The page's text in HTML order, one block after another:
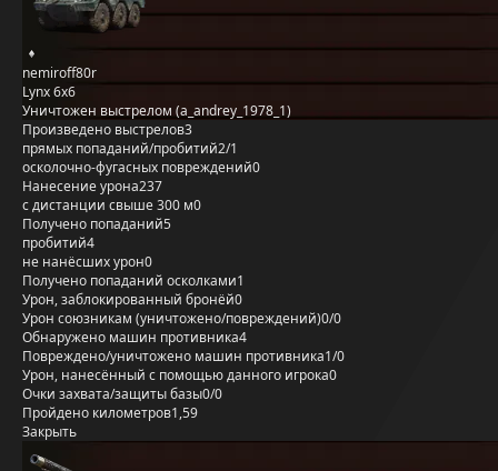
nemiroff80r
Lynx 6x6
Уничтожен выстрелом (a_andrey_1978_1)
Произведено выстрелов3
прямых попаданий/пробитий2/1
осколочно-фугасных повреждений0
Нанесение урона237
с дистанции свыше 300 м0
Получено попаданий5
пробитий4
не нанёсших урон0
Получено попаданий осколками1
Урон, заблокированный бронёй0
Урон союзникам (уничтожено/повреждений)0/0
Обнаружено машин противника4
Повреждено/уничтожено машин противника1/0
Урон, нанесённый с помощью данного игрока0
Очки захвата/защиты базы0/0
Пройдено километров1,59
Закрыть